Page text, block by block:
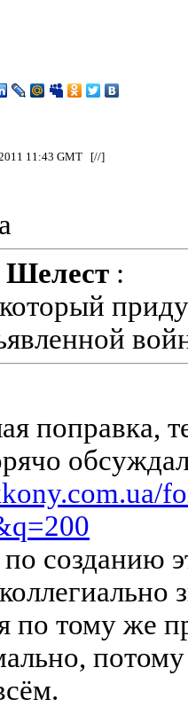
11:43 GMT [//]
Шелест :
поправка,
созданию
по тому же